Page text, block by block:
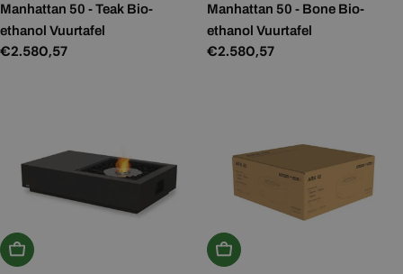
Manhattan 50 - Teak Bio-
ethanol Vuurtafel
Normale
€2.580,57
Manhattan 50 - Bone Bio-
ethanol Vuurtafel
Normale
€2.580,57
Kies Opties Kies Opties